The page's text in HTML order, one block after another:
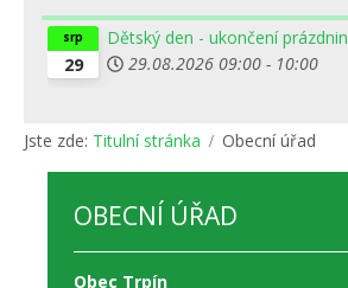
29
srp
Dětský den - ukončení prázdnin
29.08.2026 09:00 - 10:00
Jste zde: Titulní stránka Obecní úřad
OBECNÍ ÚŘAD
Obec Trpín